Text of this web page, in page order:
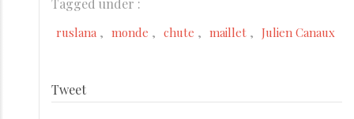
Tagged under :
ruslana monde chute maillet Julien Canaux
Tweet